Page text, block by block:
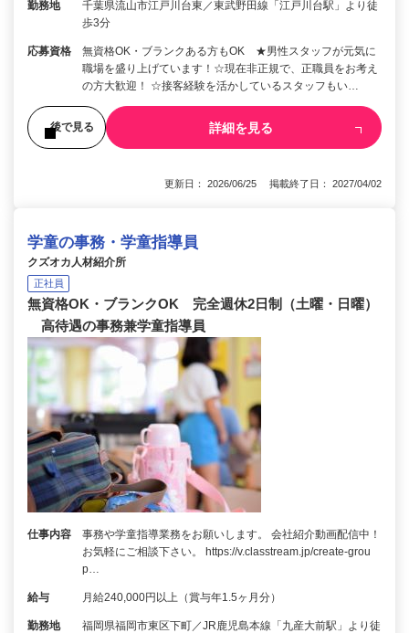
勤務地
千葉県流山市江戸川台東／東武野田線「江戸川台駅」より徒
歩3分
応募資格
無資格OK・ブランクある方もOK ★男性スタッフが元気に
職場を盛り上げています！☆現在非正規で、正職員をお考え
の方大歓迎！ ☆接客経験を活かしているスタッフもい…
後で見る 詳細を見る
更新日： 2026/06/25 掲載終了日： 2027/04/02
学童の事務・学童指導員
クズオカ人材紹介所
正社員
無資格OK・ブランクOK 完全週休2日制（土曜・日曜）
高待遇の事務兼学童指導員
仕事内容
事務や学童指導業務をお願いします。 会社紹介動画配信中！
お気軽にご相談下さい。 https://v.classtream.jp/create-grou
p…
給与 月給240,000円以上（賞与年1.5ヶ月分）
勤務地
福岡県福岡市東区下町／JR鹿児島本線「九産大前駅」より徒